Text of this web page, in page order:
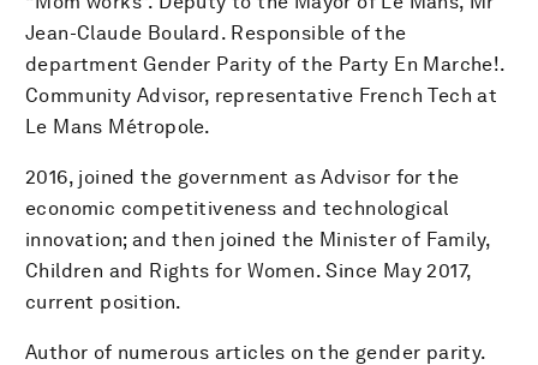
Jean-Claude Boulard. Responsible of the
department Gender Parity of the Party En Marche!.
Community Advisor, representative French Tech at
Le Mans Métropole.
2016, joined the government as Advisor for the
economic competitiveness and technological
innovation; and then joined the Minister of Family,
Children and Rights for Women. Since May 2017,
current position.
Author of numerous articles on the gender parity.